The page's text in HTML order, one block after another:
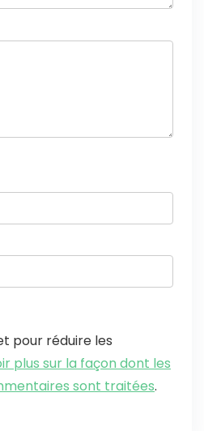
pour réduire les
plus sur la façon dont les
sont traitées.